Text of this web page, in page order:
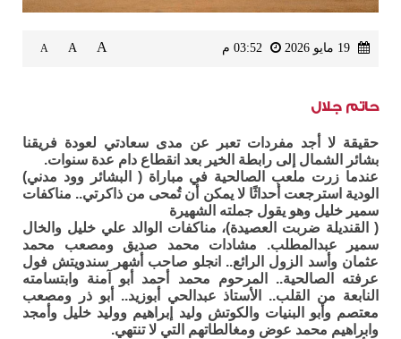
A
A
A
حاتم جلال
حقيقة لا أجد مفردات تعبر عن مدى سعادتي لعودة فريقنا
بشائر الشمال إلى رابطة الخير بعد انقطاع دام عدة سنوات.
عندما زرت ملعب الصالحية في مباراة ( البشائر وود مدني)
الودية استرجعت أحداثًا لا يمكن أن تُمحى من ذاكرتي.. مناكفات
سمير خليل وهو يقول جملته الشهيرة
( القنديلة ضربت العصيدة)، مناكفات الوالد علي خليل والخال
سمير عبدالمطلب. مشادات محمد صديق ومصعب محمد
عثمان وأسد الزول الرائع.. انجلو صاحب أشهر سندويتش فول
عرفته الصالحية.. المرحوم محمد أحمد أبو آمنة وابتسامته
النابعة من القلب.. الأستاذ عبدالحي أبوزيد.. أبو ذر ومصعب
معتصم وأبو البنيات والكوتش وليد إبراهيم ووليد خليل وأمجد
وابراهيم محمد عوض ومغالطاتهم التي لا تنتهي.